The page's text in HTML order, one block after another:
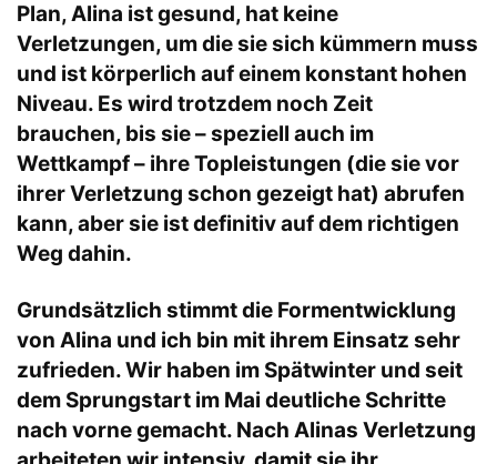
Plan, Alina ist gesund, hat keine
Verletzungen, um die sie sich kümmern muss
und ist körperlich auf einem konstant hohen
Niveau. Es wird trotzdem noch Zeit
brauchen, bis sie – speziell auch im
Wettkampf – ihre Topleistungen (die sie vor
ihrer Verletzung schon gezeigt hat) abrufen
kann, aber sie ist definitiv auf dem richtigen
Weg dahin.
Grundsätzlich stimmt die Formentwicklung
von Alina und ich bin mit ihrem Einsatz sehr
zufrieden. Wir haben im Spätwinter und seit
dem Sprungstart im Mai deutliche Schritte
nach vorne gemacht. Nach Alinas Verletzung